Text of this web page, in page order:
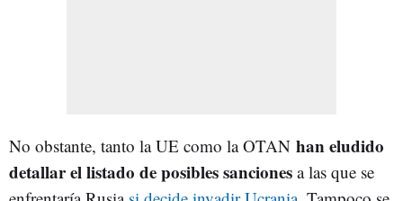
No obstante, tanto la UE como la OTAN han eludido
detallar el listado de posibles sanciones a las que se